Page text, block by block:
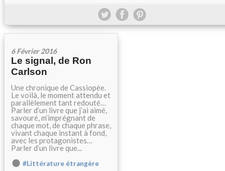
6 Février 2016
Le signal, de Ron
Carlson
Une chronique de Cassiopée.
Le voilà, le moment attendu et
parallèlement tant redouté…
Parler d’un livre que j’ai aimé,
savouré, m’imprégnant de
chaque mot, de chaque phrase,
vivant chaque instant à fond,
avec les protagonistes…
Parler d’un livre que...
#Littérature étrangère